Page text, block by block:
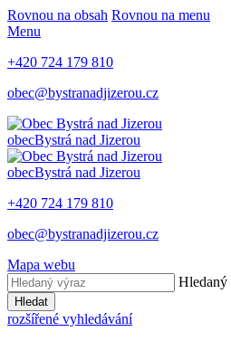
Rovnou na obsah Rovnou na menu
Menu
+420 724 179 810
obec@bystranadjizerou.cz
obecBystrá nad Jizerou
obecBystrá nad Jizerou
+420 724 179 810
obec@bystranadjizerou.cz
Mapa webu
Hledaný
Hledat
rozšířené vyhledávání